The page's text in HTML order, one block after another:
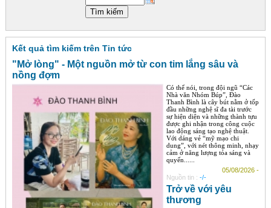
Liên hệ
Tìm kiếm
Kết quả tìm kiếm trên Tin tức
"Mở lòng" - Một nguồn mở từ con tim lắng sâu và
nồng đợm
Có thể nói, trong đội ngũ “Các
Nhà văn Nhóm Búp”, Đào
Thanh Bình là cây bút nằm ở tốp
đầu những nghệ sĩ đa tài trước
sự hiện diện và những thành tựu
được ghi nhận trong công cuộc
lao động sáng tạo nghệ thuật.
Với dáng vẻ “mỹ mạo chi
dung”, với nét thông minh, nhạy
cảm ở năng lượng tỏa sáng và
quyến......
05/08/2026 -
Nguồn tin : -/-
Trở về với yêu
thương